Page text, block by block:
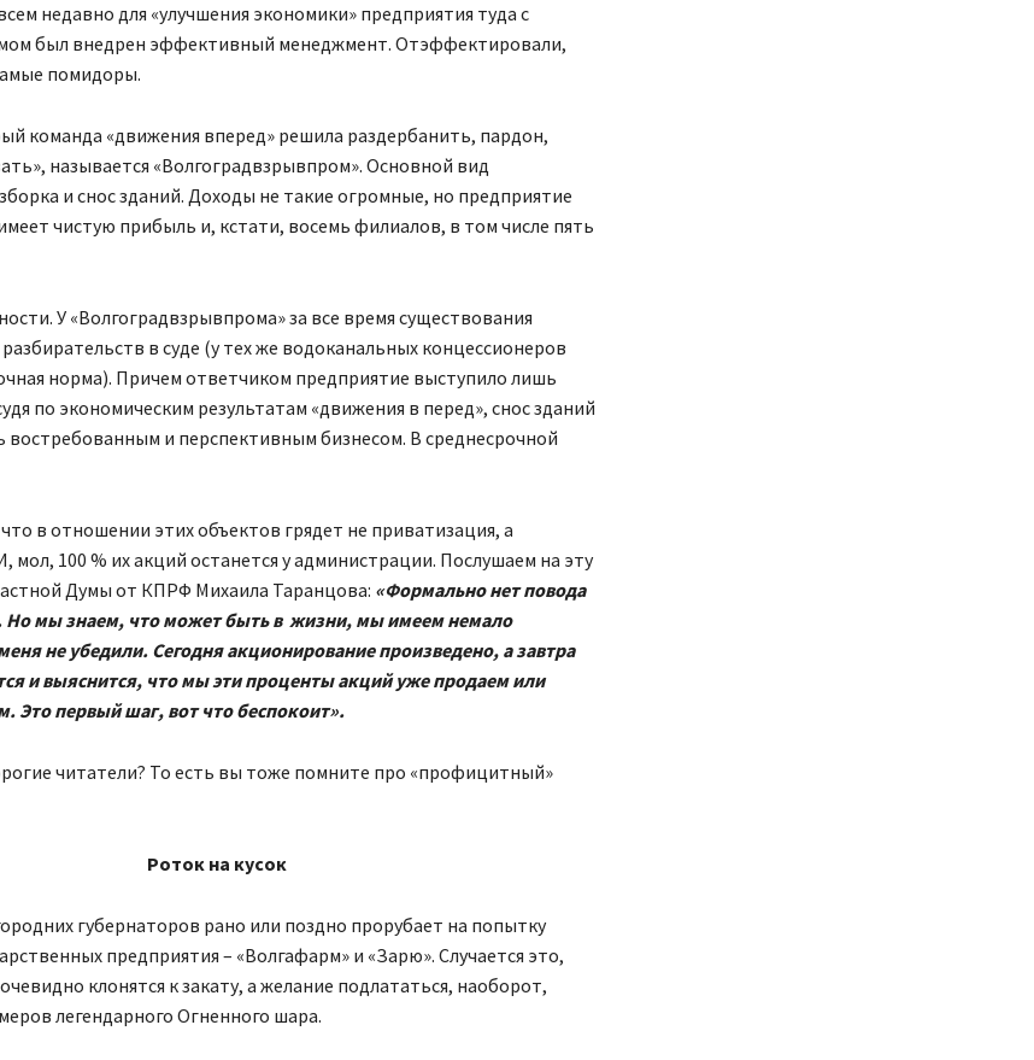
недавно для «улучшения экономики» предприятия туда с
был внедрен эффективный менеджмент. Отэффектировали,
помидоры.
команда «движения вперед» решила раздербанить, пардон,
называется «Волгоградвзрывпром». Основной вид
и снос зданий. Доходы не такие огромные, но предприятие
чистую прибыль и, кстати, восемь филиалов, в том числе пять
У «Волгоградвзрывпрома» за все время существования
в суде (у тех же водоканальных концессионеров
норма). Причем ответчиком предприятие выступило лишь
по экономическим результатам «движения в перед», снос зданий
востребованным и перспективным бизнесом. В среднесрочной
в отношении этих объектов грядет не приватизация, а
мол, 100 % их акций останется у администрации. Послушаем на эту
Думы от КПРФ Михаила Таранцова: «Формально нет повода
Но мы знаем, что может быть в жизни, мы имеем немало
не убедили. Сегодня акционирование произведено, а завтра
и выяснится, что мы эти проценты акций уже продаем или
Это первый шаг, вот что беспокоит».
читатели? То есть вы тоже помните про «профицитный»
Роток на кусок
губернаторов рано или поздно прорубает на попытку
предприятия – «Волгафарм» и «Зарю». Случается это,
клонятся к закату, а желание подлататься, наоборот,
легендарного Огненного шара.